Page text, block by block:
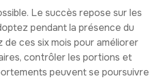
Le succès repose sur les
pendant la présence du
de ces six mois pour améliorer
contrôler les portions et
peuvent se poursuivre